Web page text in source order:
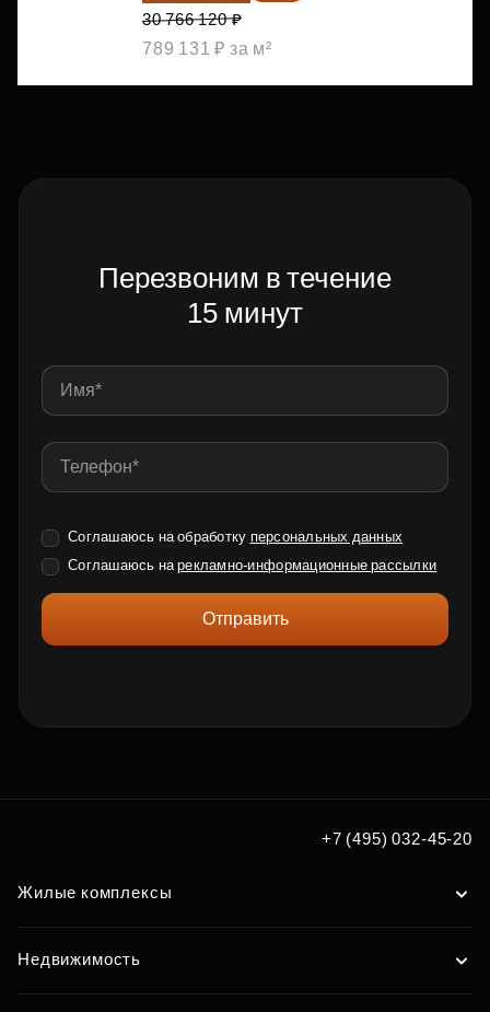
30 766 120 ₽
789 131 ₽ за м²
Перезвоним в течение
15 минут
Соглашаюсь на обработку персональных данных
Соглашаюсь нарекламно-информационные рассылки
Отправить
+7 (495) 032-45-20
Жилые комплексы
Недвижимость